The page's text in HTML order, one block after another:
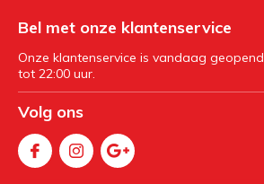
Bel met onze klantenservice
Onze klantenservice is vandaag geopend
tot 22:00 uur.
Volg ons